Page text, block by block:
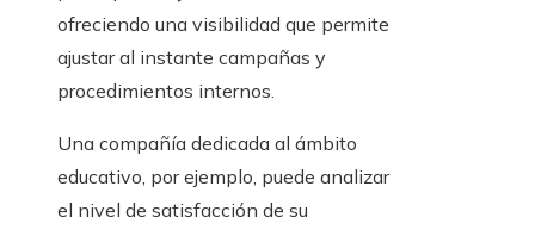
ofreciendo una visibilidad que permite
ajustar al instante campañas y
procedimientos internos.
Una compañía dedicada al ámbito
educativo, por ejemplo, puede analizar
el nivel de satisfacción de su